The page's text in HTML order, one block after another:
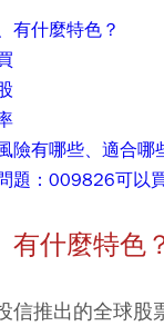
有什麼特色？
險有哪些、適合哪
題：009826可以
什麼特色
推出的全球股